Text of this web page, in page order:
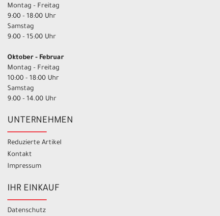
Montag - Freitag
9:00 - 18:00 Uhr
Samstag
9:00 - 15:00 Uhr
Oktober - Februar
Montag - Freitag
10:00 - 18:00 Uhr
Samstag
9:00 - 14.00 Uhr
UNTERNEHMEN
Reduzierte Artikel
Kontakt
Impressum
IHR EINKAUF
Datenschutz